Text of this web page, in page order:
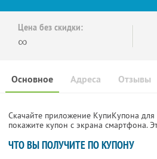
Цена без скидки:
∞
Основное Отзывы
Адреса
Скачайте приложение КупиКупона для
покажите купон с экрана смартфона.
ЧТО ВЫ ПОЛУЧИТЕ ПО КУПОНУ